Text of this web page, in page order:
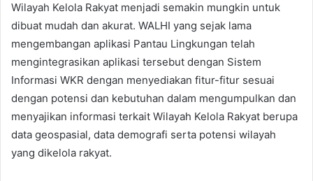
Wilayah Kelola Rakyat menjadi semakin mungkin untuk
dibuat mudah dan akurat. WALHI yang sejak lama
mengembangan aplikasi Pantau Lingkungan telah
mengintegrasikan aplikasi tersebut dengan Sistem
Informasi WKR dengan menyediakan fitur-fitur sesuai
dengan potensi dan kebutuhan dalam mengumpulkan dan
menyajikan informasi terkait Wilayah Kelola Rakyat berupa
data geospasial, data demografi serta potensi wilayah
yang dikelola rakyat.